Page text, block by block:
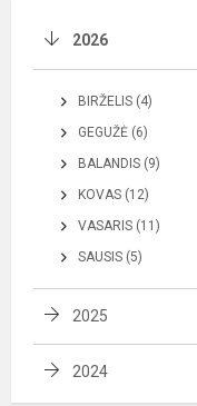
2026
BIRŽELIS (4)
GEGUŽĖ (6)
BALANDIS (9)
KOVAS (12)
VASARIS (11)
SAUSIS (5)
2025
2024